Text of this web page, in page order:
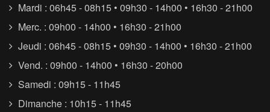
Mardi : 06h45 - 08h15 • 09h30 - 14h00 • 16h30 - 21h00
Merc. : 09h00 - 14h00 • 16h30 - 21h00
Jeudi : 06h45 - 08h15 • 09h30 - 14h00 • 16h30 - 21h00
Vend. : 09h00 - 14h00 • 16h30 - 20h00
Samedi : 09h15 - 11h45
Dimanche : 10h15 - 11h45